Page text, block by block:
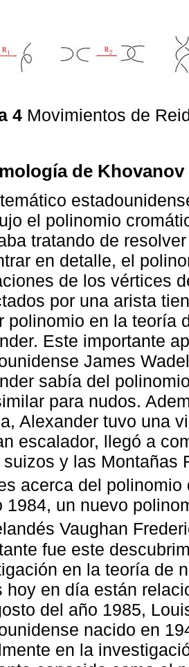
4 Movimientos de
de
el polinomio
tratando de
en detalle, el
de los vértices
por una arista
polinomio en la teoría
Este importante
James
sabía del
para nudos.
Alexander tuvo una
escalador, llegó a
y las Montañas
acerca del
1984, un nuevo
Vaughan
fue este
en la teoría de
hoy en día están
del año 1985,
nacido en
en la